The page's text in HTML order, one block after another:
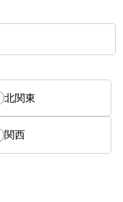
北関東
関西